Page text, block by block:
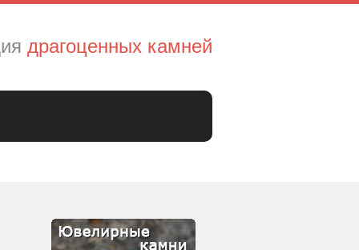
драгоценных камней